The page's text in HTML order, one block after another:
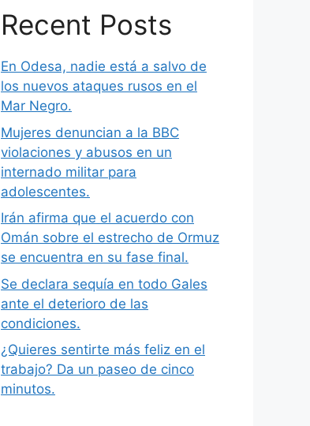
Recent Posts
En Odesa, nadie está a salvo de
los nuevos ataques rusos en el
Mar Negro.
Mujeres denuncian a la BBC
violaciones y abusos en un
internado militar para
adolescentes.
Irán afirma que el acuerdo con
Omán sobre el estrecho de Ormuz
se encuentra en su fase final.
Se declara sequía en todo Gales
ante el deterioro de las
condiciones.
¿Quieres sentirte más feliz en el
trabajo? Da un paseo de cinco
minutos.